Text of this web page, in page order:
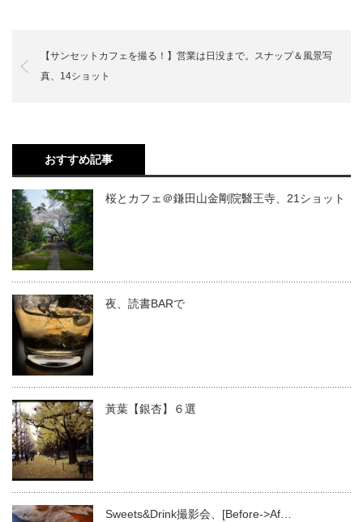
【サンセットカフェを撮る！】営業は日没まで。スナップ＆風景写
真、14ショット
おすすめ記事
桜とカフェ＠鎌田山金剛院醫王寺、21ショット
夜、読書BARで
黃葉【銀杏】６選
Sweets&Drink撮影会、[Before->Af…